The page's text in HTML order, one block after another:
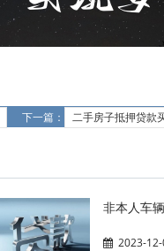
下一篇： 二手房子抵押贷款
非本人车
2023-12-